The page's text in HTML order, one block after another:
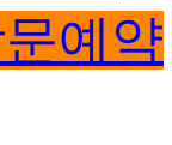
예약